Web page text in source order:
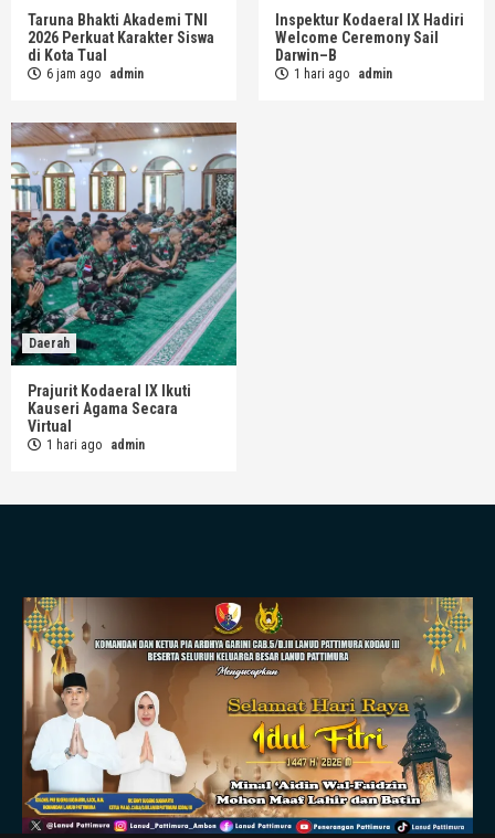
Taruna Bhakti Akademi TNI
2026 Perkuat Karakter Siswa
di Kota Tual
6 jam ago admin
Inspektur Kodaeral IX Hadiri
Welcome Ceremony Sail
Darwin–B
1 hari ago admin
Daerah
Prajurit Kodaeral IX Ikuti
Kauseri Agama Secara
Virtual
1 hari ago admin